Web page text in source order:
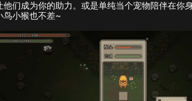
他们成为你的助力。或是单纯当个宠物陪伴在你
鸟小猴也不差~